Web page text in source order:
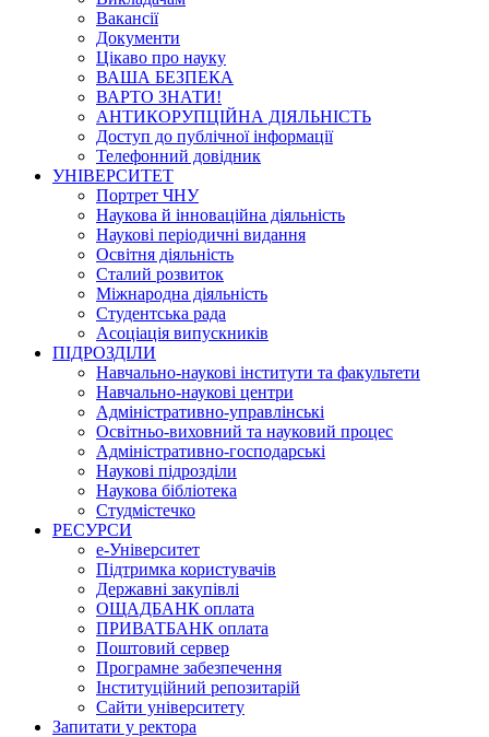
Вакансії
Документи
Цікаво про науку
ВАША БЕЗПЕКА
ВАРТО ЗНАТИ!
АНТИКОРУПЦІЙНА ДІЯЛЬНІСТЬ
Доступ до публічної інформації
Телефонний довідник
УНІВЕРСИТЕТ
Портрет ЧНУ
Наукова й інноваційна діяльність
Наукові періодичні видання
Освітня діяльність
Сталий розвиток
Міжнародна діяльність
Студентська рада
Асоціація випускників
ПІДРОЗДІЛИ
Навчально-наукові інститути та факультети
Навчально-наукові центри
Адміністративно-управлінські
Освітньо-виховний та науковий процес
Адміністративно-господарські
Наукові підрозділи
Наукова бібліотека
Студмістечко
РЕСУРСИ
е-Університет
Підтримка користувачів
Державні закупівлі
ОЩАДБАНК оплата
ПРИВАТБАНК оплата
Поштовий сервер
Програмне забезпечення
Інституційний репозитарій
Сайти університету
Запитати у ректора